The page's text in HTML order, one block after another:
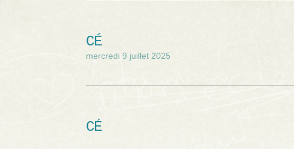
CÉ
mercredi 9 juillet 2025
CÉ